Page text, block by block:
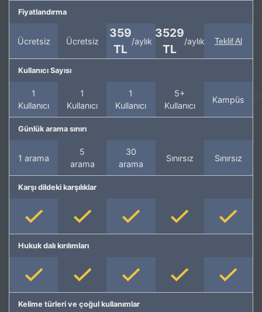
Fiyatlandırma
Ücretsiz Ücretsiz
359
TL
/aylık
3529
TL
/aylık Teklif Al
Kullanıcı Sayısı
1
Kullanıcı
1
Kullanıcı
1
Kullanıcı
5+
Kullanıcı
Kampüs
Günlük arama sınırı
1 arama
5
arama
30
arama
Sınırsız Sınırsız
Karşı dildeki karşılıklar
Hukuk dalı kırılımları
Kelime türleri ve çoğul kullanımlar